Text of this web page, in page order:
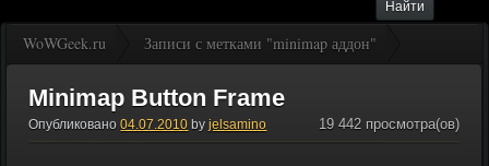
WoWGeek.ru Записи с метками "minimap аддон"
Minimap Button Frame
Опубликовано 04.07.2010 by jelsamino 19 442 просмотра(ов)